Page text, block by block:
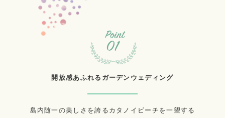
開放感あふれるガーデンウェディング
島内随一の美しさを誇るカタノイビーチを一望する